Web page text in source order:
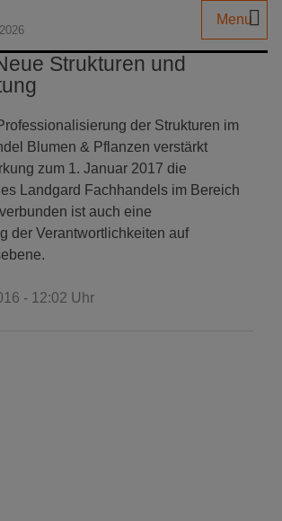
Menu
Strukturen und
der Strukturen im
Blumen & Pflanzen verstärkt
zum 1. Januar 2017 die
Landgard Fachhandels im Bereich
ist auch eine
der Verantwortlichkeiten auf
- 12:02 Uhr